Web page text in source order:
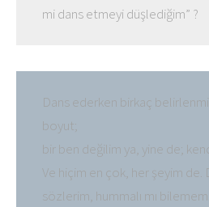
mi dans etmeyi düşlediğim” ?
Dans ederken birkaç
boyut;
bir ben değilim ya, yine de;
Ve hiçim en çok, her şeyim de.
sözlerim, hummalı mı bilemem.